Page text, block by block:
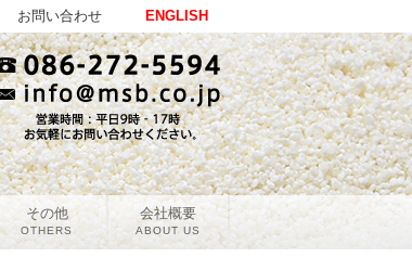
その他
OTHERS
会社概要
ABOUT US
ENGLISH
お問い合わせ